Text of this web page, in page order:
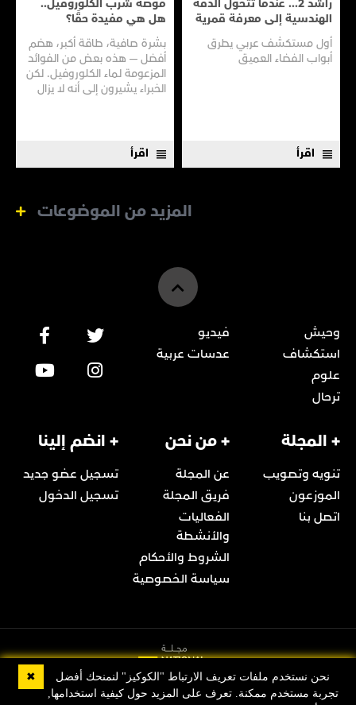
راشد 2... عندما تتحول الدقة
الهندسية إلى معرفة قمرية
أول مستكشف عربي يطرق
أبواب الفضاء العميق
اقرأ
موضة شرب الكلوروفيل..
هل هي مفيدة حقًا؟
بشرة صافية، طاقة أكبر، هضم
أفضل — هذه بعض من الفوائد
المزعومة لماء الكلوروفيل. لكن
الخبراء يشيرون إلى أنه لا يزال
اقرأ
المزيد من الموضوعات
وحيش
استكشاف
علوم
ترحال
فيديو
عدسات عربية
+ المجلة
تنويه وتصويب
الموزعون
اتصل بنا
+ من نحن
عن المجلة
فريق المجلة
الفعاليات
والأنشطة
الشروط والأحكام
سياسة الخصوصية
+ انضم إلينا
تسجيل عضو جديد
تسجيل الدخول
✖
نحن نستخدم ملفات تعريف الارتباط "الكوكيز" لنمنحك أفضل
تجربة مستخدم ممكنة. تعرف على المزيد حول كيفية استخدامها,